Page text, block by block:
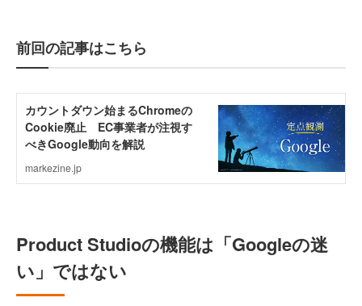
前回の記事はこちら
Product Studioの機能は「Googleの迷
い」ではない